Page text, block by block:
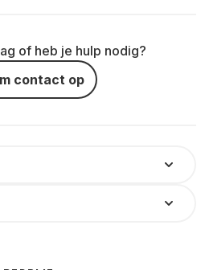
of heb je hulp nodig?
contact op